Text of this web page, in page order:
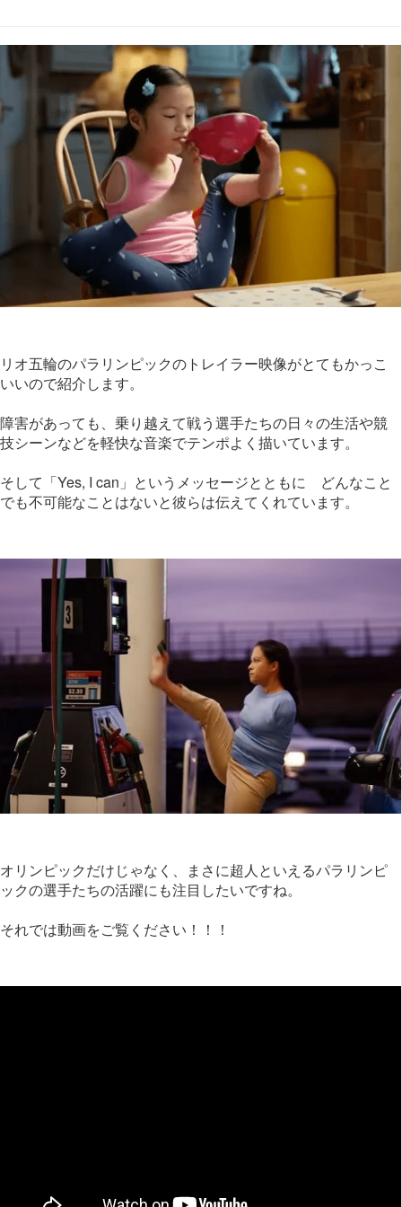
リオ五輪のパラリンピックのトレイラー映像がとてもかっこ
いいので紹介します。
障害があっても、乗り越えて戦う選手たちの日々の生活や競
技シーンなどを軽快な音楽でテンポよく描いています。
そして「Yes, I can」というメッセージとともに どんなこと
でも不可能なことはないと彼らは伝えてくれています。
オリンピックだけじゃなく、まさに超人といえるパラリンピ
ックの選手たちの活躍にも注目したいですね。
それでは動画をご覧ください！！！